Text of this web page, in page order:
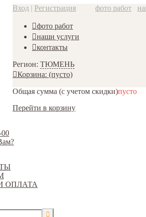
Вход | Регистрация фото работ
фото работ
наши услуги
контакты
Регион: ТЮМЕНЬ
Корзина: (пусто)
Общая сумма (с учетом скидки)пусто
Перейти в корзину
ОПЛАТА